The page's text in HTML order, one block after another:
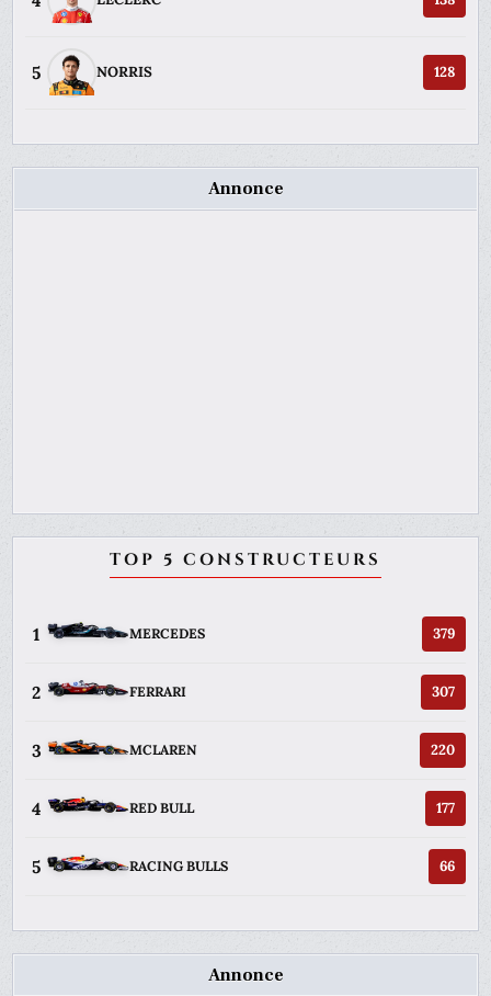
5 NORRIS 128
Annonce
TOP 5 CONSTRUCTEURS
1 MERCEDES 379
2 FERRARI 307
3 MCLAREN 220
4 RED BULL 177
5 RACING BULLS 66
Annonce